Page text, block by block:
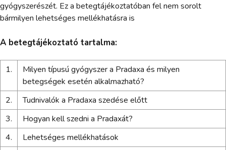
gyógyszerészét. Ez a betegtájékoztatóban fel nem sorolt
bármilyen lehetséges mellékhatásra is
A betegtájékoztató tartalma:
1.
Milyen típusú gyógyszer a Pradaxa és milyen
betegségek esetén alkalmazható?
2.
Tudnivalók a Pradaxa szedése előtt
3.
Hogyan kell szedni a Pradaxát?
4.
Lehetséges mellékhatások